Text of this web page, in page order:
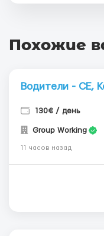
Похожие
Водители - СЕ,
130€ / день
Group Working
11 часов назад